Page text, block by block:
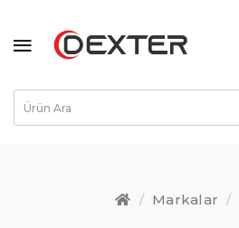
Markalar